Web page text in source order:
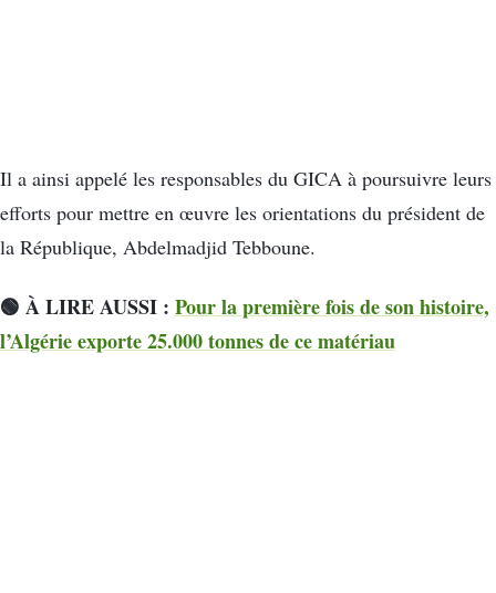
Il a ainsi appelé les responsables du GICA à poursuivre leurs
efforts pour mettre en œuvre les orientations du président de
la République, Abdelmadjid Tebboune.
🟢 À LIRE AUSSI : Pour la première fois de son histoire,
l’Algérie exporte 25.000 tonnes de ce matériau